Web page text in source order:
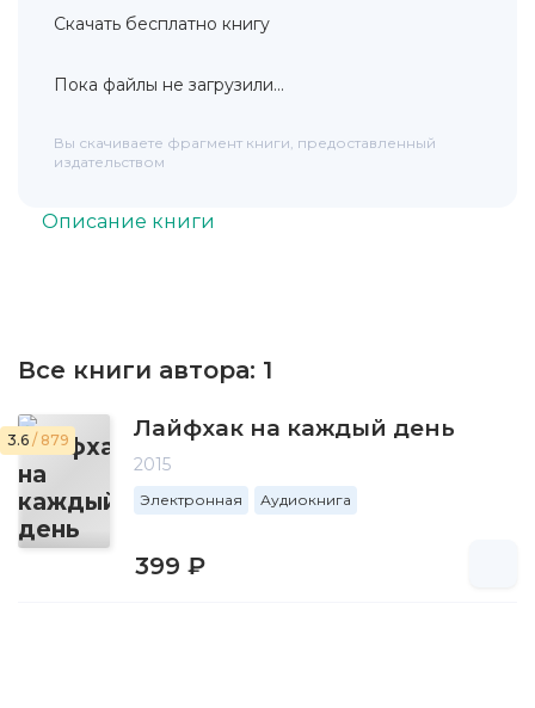
Описание книги
Все книги автора: 1
3.6 / 879 Лайфхак на каждый день
2015
Электронная Аудиокнига
399 ₽
Скачать бесплатно книгу
Пока файлы не загрузили...
Вы скачиваете фрагмент книги, предоставленный
издательством